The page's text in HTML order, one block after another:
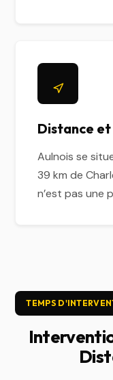
Distance
Aulnois se
39 km de
n’est pas une
TEMPS